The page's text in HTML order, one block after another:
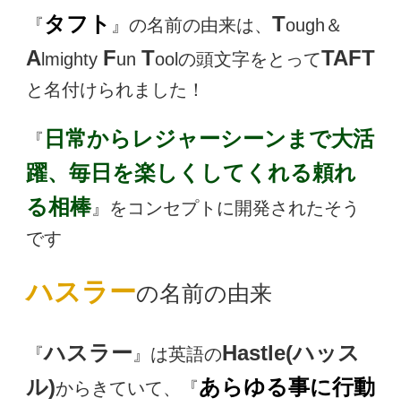
『タフト 』の名前の由来は、 Tough＆
A lmighty Fun Toolの頭文字をとってTAFT
と名付けられました！
『 日常からレジャーシーンまで大活
躍、毎日を楽しくしてくれる頼れ
る相棒』をコンセプトに開発されたそう
です
ハスラーの名前の由来
『ハスラー 』は英語のHastle(ハッス
ル)からきていて、『あらゆる事に行動